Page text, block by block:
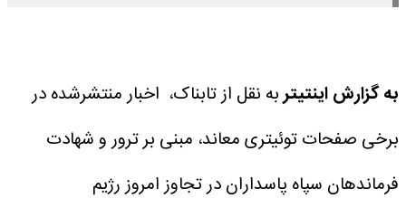
به گزارش اینتیتربه نقل از تابناک، اخبار منتشرشده در
برخی صفحات توئیتری معاند، مبنی بر ترور و شهادت
فرماندهان سپاه پاسداران در تجاوز امروز رژیم